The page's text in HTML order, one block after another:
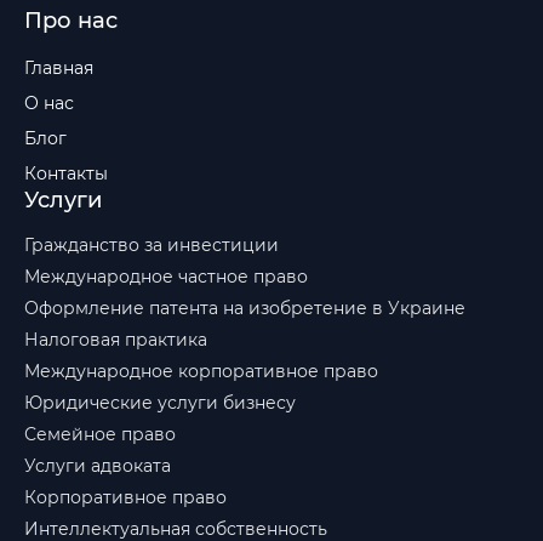
Про нас
Главная
О нас
Блог
Контакты
Услуги
Гражданство за инвестиции
Международное частное право
Оформление патента на изобретение в Украине
Налоговая практика
Международное корпоративное право
Юридические услуги бизнесу
Семейное право
Услуги адвоката
Корпоративное право
Интеллектуальная собственность